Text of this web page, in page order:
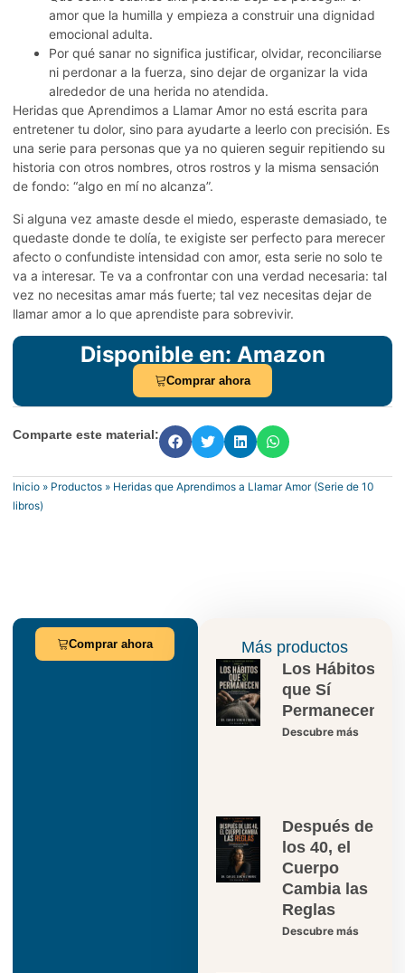
amor que la humilla y empieza a construir una dignidad
emocional adulta.
Por qué sanar no significa justificar, olvidar, reconciliarse
ni perdonar a la fuerza, sino dejar de organizar la vida
alrededor de una herida no atendida.
Heridas que Aprendimos a Llamar Amor no está escrita para
entretener tu dolor, sino para ayudarte a leerlo con precisión. Es
una serie para personas que ya no quieren seguir repitiendo su
historia con otros nombres, otros rostros y la misma sensación
de fondo: “algo en mí no alcanza”.
Si alguna vez amaste desde el miedo, esperaste demasiado, te
quedaste donde te dolía, te exigiste ser perfecto para merecer
afecto o confundiste intensidad con amor, esta serie no solo te
va a interesar. Te va a confrontar con una verdad necesaria: tal
vez no necesitas amar más fuerte; tal vez necesitas dejar de
llamar amor a lo que aprendiste para sobrevivir.
Disponible en: Amazon
Comprar ahora
Comparte este material:
Inicio » Productos » Heridas que Aprendimos a Llamar Amor (Serie de 10
libros)
Comprar ahora
Más productos
Los Hábitos
que Sí
Permanecen
Descubre más
Después de
los 40, el
Cuerpo
Cambia las
Reglas
Descubre más